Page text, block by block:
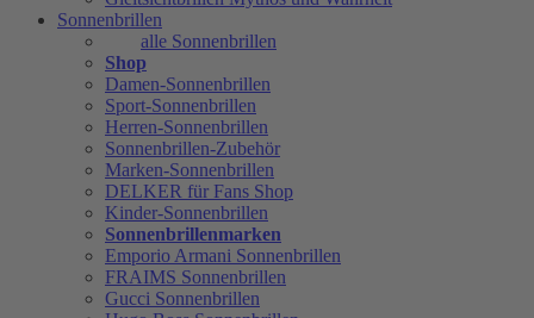
Sonnenbrillen
alle Sonnenbrillen
Shop
Damen-Sonnenbrillen
Sport-Sonnenbrillen
Herren-Sonnenbrillen
Sonnenbrillen-Zubehör
Marken-Sonnenbrillen
DELKER für Fans Shop
Kinder-Sonnenbrillen
Sonnenbrillenmarken
Emporio Armani Sonnenbrillen
FRAIMS Sonnenbrillen
Gucci Sonnenbrillen